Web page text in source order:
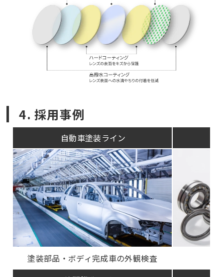
4. 採用事例
自動車塗装ライン
塗装部品・ボディ完成車の外観検査